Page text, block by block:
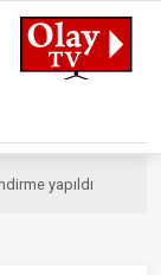
yapıldı